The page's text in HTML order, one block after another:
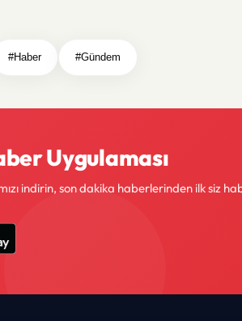
#Haber #Gündem
Uygulaması
indirin, son dakika haberlerinden ilk siz